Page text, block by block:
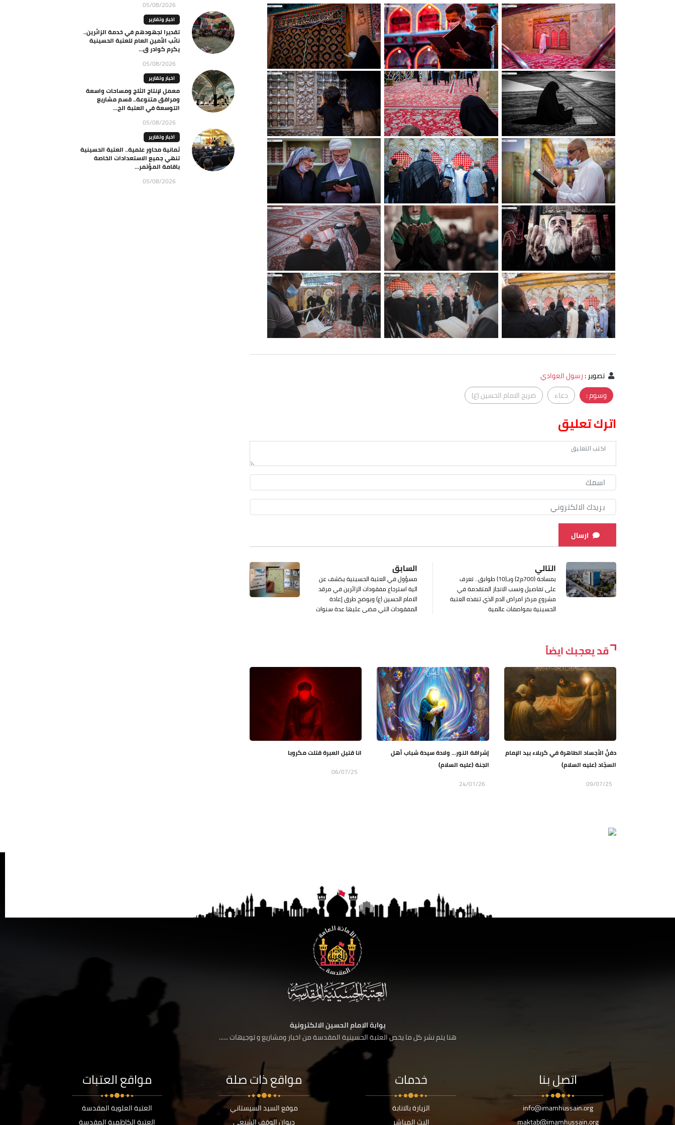
تصوير:رسول العوادي
وسوم :
دعاء ضريح الامام الحسين (ع)
اترك تعليق
ارسال
السابق
مسؤول في العتبة الحسينية يكشف عن
الية استرجاع مفقودات الزائرين في مرقد
الامام الحسين (ع) ويوضح طرق إعادة
المفقودات التي مضى عليها عدة سنوات
التالي
بمساحة (700م2) وبـ(10) طوابق.. تعرف
على تفاصيل ونسب الانجاز المتقدمة في
مشروع مركز امراض الدم الذي تنفذه العتبة
الحسينية بمواصفات عالمية
قد يعجبك ايضاً
دفنُ الأجساد الطاهرة في كربلاء بيد الإمام
السجّاد (عليه السلام)
09/07/25
إشراقة النور... ولادة سيدة شباب أهل
الجنة (عليه السلام)
24/01/26
انا قتيل العبرة قتلت مكروبا
06/07/25
05/08/2026
اخبار وتقارير
تقديرا لجهودهم في خدمة الزائرين..
نائب الأمين العام للعتبة الحسينية
يكرم كوادر ق...
05/08/2026
اخبار وتقارير
معمل لإنتاج الثلج ومساحات واسعة
ومرافق متنوعة.. قسم مشاريع
التوسعة في العتبة الح...
05/08/2026
اخبار وتقارير
ثمانية محاور علمية.. العتبة الحسينية
تنهي جميع الاستعدادات الخاصة
باقامة المؤتمر...
05/08/2026
بوابة الامام الحسين الالكترونية
هنا يتم نشر كل ما يخص العتبة الحسينية المقدسة من اخبار ومشاريع و توجيهات ......
اتصل بنا
info@imamhussain.org
maktab@imamhussain.org
خدمات
الزيارة بالانابة
البث المباشر
مواقع ذات صلة
موقع السيد السيستاني
ديوان الوقف الشيعي
مواقع العتبات
العتبة العلوية المقدسة
العتبة الكاظمية المقدسة